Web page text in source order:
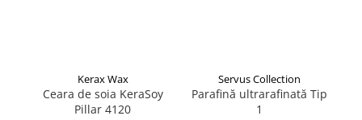
Kerax Wax
Ceara de soia KeraSoy
Pillar 4120
Servus Collection
Parafină ultrarafinată Tip
1